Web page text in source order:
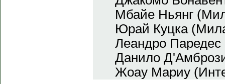
Мбайе Ньянг
Юрай Куцка
Леандро
Данило
Жоау Мариу